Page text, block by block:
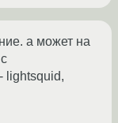
а может на
lightsquid,